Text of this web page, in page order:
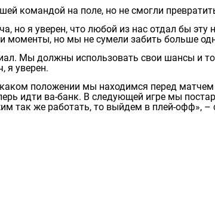
командой на поле, но не смогли
но я уверен, что любой из нас отдал бы эту
моменты, но мы не сумели забить больше
Мы должны использовать свои шансы и
я уверен.
положении мы находимся перед матчем
идти ва-банк. В следующей игре мы
так же работать, то выйдем в плей-офф»,